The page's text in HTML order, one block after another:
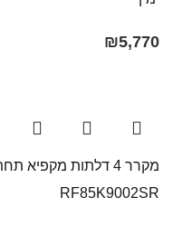
₪5,770
RF85K9002SR